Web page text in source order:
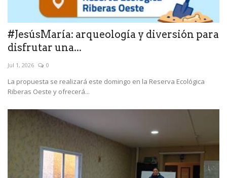
#JesúsMaría: arqueología y diversión para
disfrutar una...
Jul 1, 2026 0
La propuesta se realizará este domingo en la Reserva Ecológica
Riberas Oeste y ofrecerá...